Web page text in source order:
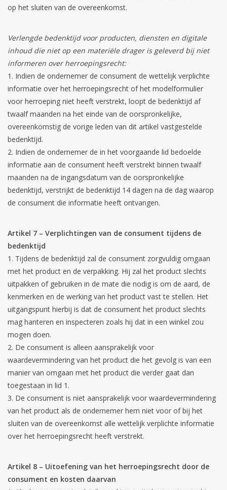
op het sluiten van de overeenkomst.
Verlengde bedenktijd voor producten, diensten en digitale
inhoud die niet op een materiële drager is geleverd bij niet
informeren over herroepingsrecht:
Indien de ondernemer de consument de wettelijk verplichte
informatie over het herroepingsrecht of het modelformulier
voor herroeping niet heeft verstrekt, loopt de bedenktijd af
twaalf maanden na het einde van de oorspronkelijke,
overeenkomstig de vorige leden van dit artikel vastgestelde
bedenktijd.
Indien de ondernemer de in het voorgaande lid bedoelde
informatie aan de consument heeft verstrekt binnen twaalf
maanden na de ingangsdatum van de oorspronkelijke
bedenktijd, verstrijkt de bedenktijd 14 dagen na de dag waarop
de consument die informatie heeft ontvangen.
Artikel 7 – Verplichtingen van de consument tijdens de
bedenktijd
Tijdens de bedenktijd zal de consument zorgvuldig omgaan
met het product en de verpakking. Hij zal het product slechts
uitpakken of gebruiken in de mate die nodig is om de aard, de
kenmerken en de werking van het product vast te stellen. Het
uitgangspunt hierbij is dat de consument het product slechts
mag hanteren en inspecteren zoals hij dat in een winkel zou
mogen doen.
De consument is alleen aansprakelijk voor
waardevermindering van het product die het gevolg is van een
manier van omgaan met het product die verder gaat dan
toegestaan in lid 1.
De consument is niet aansprakelijk voor waardevermindering
van het product als de ondernemer hem niet voor of bij het
sluiten van de overeenkomst alle wettelijk verplichte informatie
over het herroepingsrecht heeft verstrekt.
Artikel 8 – Uitoefening van het herroepingsrecht door de
consument en kosten daarvan